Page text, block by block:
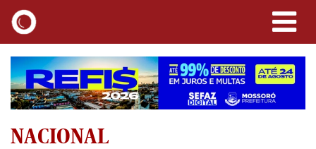
NACIONAL